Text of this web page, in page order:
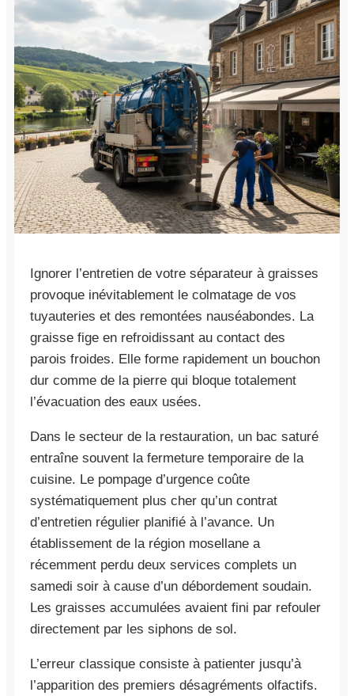
Ignorer l’entretien de votre séparateur à graisses
provoque inévitablement le colmatage de vos
tuyauteries et des remontées nauséabondes. La
graisse fige en refroidissant au contact des
parois froides. Elle forme rapidement un bouchon
dur comme de la pierre qui bloque totalement
l’évacuation des eaux usées.
Dans le secteur de la restauration, un bac saturé
entraîne souvent la fermeture temporaire de la
cuisine. Le pompage d’urgence coûte
systématiquement plus cher qu’un contrat
d’entretien régulier planifié à l’avance. Un
établissement de la région mosellane a
récemment perdu deux services complets un
samedi soir à cause d’un débordement soudain.
Les graisses accumulées avaient fini par refouler
directement par les siphons de sol.
L’erreur classique consiste à patienter jusqu’à
l’apparition des premiers désagréments olfactifs.